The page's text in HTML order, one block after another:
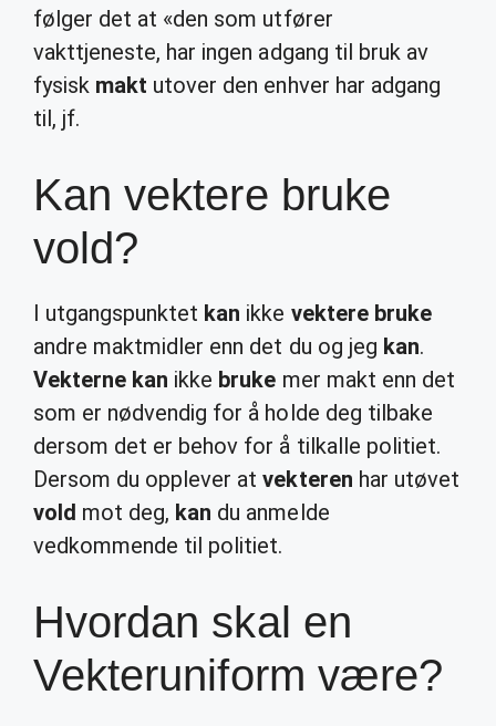
følger det at «den som utfører
vakttjeneste, har ingen adgang til bruk av
fysisk makt utover den enhver har adgang
til, jf.
Kan vektere bruke
vold?
I utgangspunktet kan ikke vektere bruke
andre maktmidler enn det du og jeg kan.
Vekterne kan ikke bruke mer makt enn det
som er nødvendig for å holde deg tilbake
dersom det er behov for å tilkalle politiet.
Dersom du opplever atvekteren har utøvet
vold mot deg, kan du anmelde
vedkommende til politiet.
Hvordan skal en
Vekteruniform være?